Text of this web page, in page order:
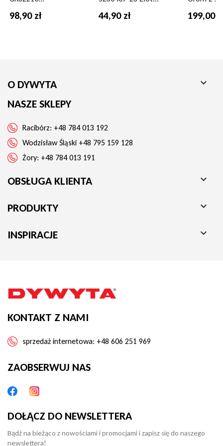
98,90 zł 44,90 zł 199,00
O DYWYTA 
NASZE SKLEPY
Racibórz: +48 784 013 192
Wodzisław Śląski +48 795 159 128
Żory: +48 784 013 191
OBSŁUGA KLIENTA 
PRODUKTY 
INSPIRACJE 
KONTAKT Z NAMI
sprzedaż internetowa: +48 606 251 969
ZAOBSERWUJ NAS
DOŁĄCZ DO NEWSLETTERA
Bądź na bieżąco z nowościami i promocjami i zapisz się do naszego
newslettera!